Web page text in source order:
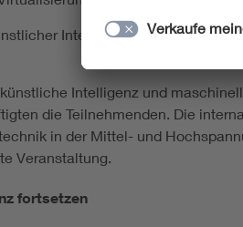
Intelligenz sowie
Intelligenz und
die Teilnehmenden. Die
in der Mittel- und
Veranstaltung.
fortsetzen